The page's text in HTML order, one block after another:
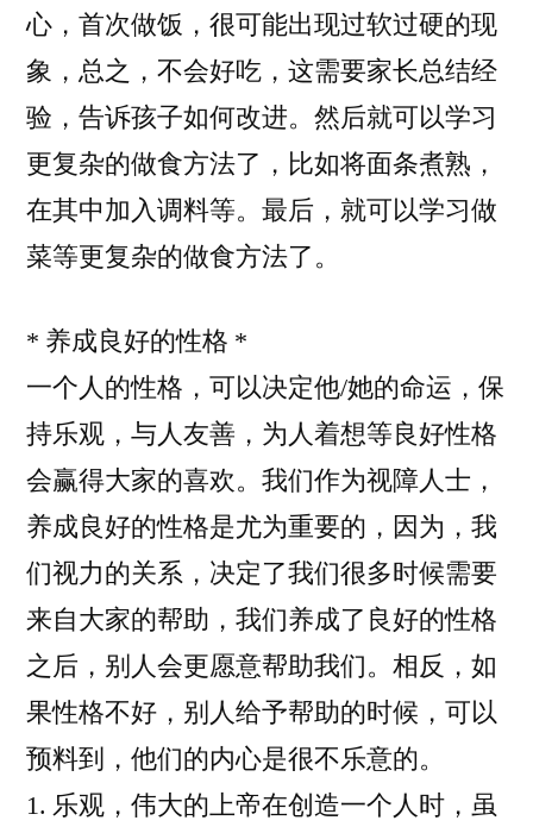
心，首次做饭，很可能出现过软过硬的现
象，总之，不会好吃，这需要家长总结经
验，告诉孩子如何改进。然后就可以学习
更复杂的做食方法了，比如将面条煮熟，
在其中加入调料等。最后，就可以学习做
菜等更复杂的做食方法了。
* 养成良好的性格 *
一个人的性格，可以决定他/她的命运，保
持乐观，与人友善，为人着想等良好性格
会赢得大家的喜欢。我们作为视障人士，
养成良好的性格是尤为重要的，因为，我
们视力的关系，决定了我们很多时候需要
来自大家的帮助，我们养成了良好的性格
之后，别人会更愿意帮助我们。相反，如
果性格不好，别人给予帮助的时候，可以
预料到，他们的内心是很不乐意的。
1. 乐观，伟大的上帝在创造一个人时，虽